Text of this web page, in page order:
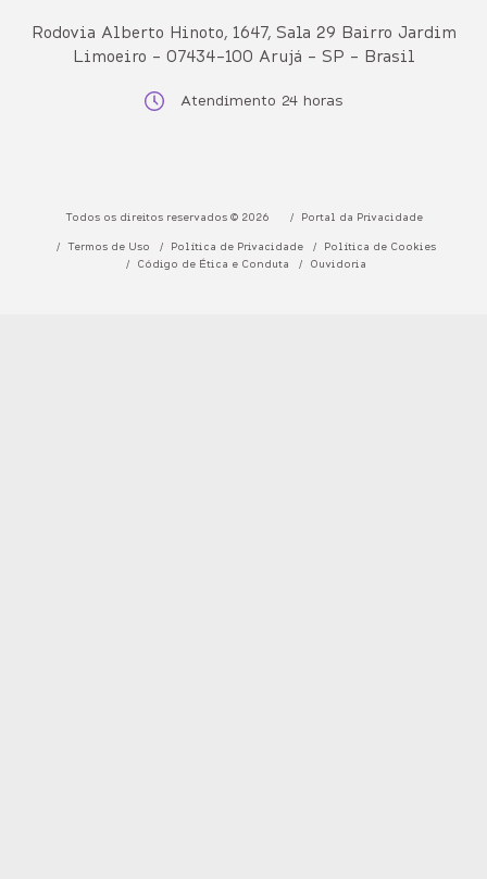
Rodovia Alberto Hinoto, 1647, Sala 29 Bairro Jardim
Limoeiro - 07434-100 Arujá - SP - Brasil
Atendimento 24 horas
Todos os direitos reservados © 2026 Portal da Privacidade
Termos de Uso Política de Privacidade
Política de Cookies
Código de Ética e Conduta
Ouvidoria